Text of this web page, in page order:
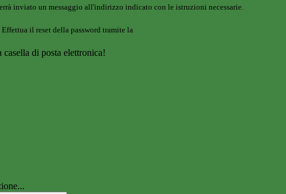
inviato un messaggio all'indirizzo indicato con le istruzioni necessarie.
il reset della password tramite la
di posta elettronica!